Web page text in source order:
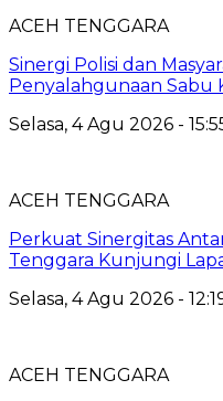
ACEH TENGGARA
Sinergi Polisi dan
Penyalahgunaan Sabu
Selasa, 4 Agu 2026 -
ACEH TENGGARA
Perkuat Sinergitas
Tenggara Kunjungi
Selasa, 4 Agu 2026 -
ACEH TENGGARA